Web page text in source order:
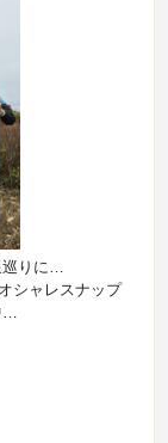
りに…
シャレスナップ